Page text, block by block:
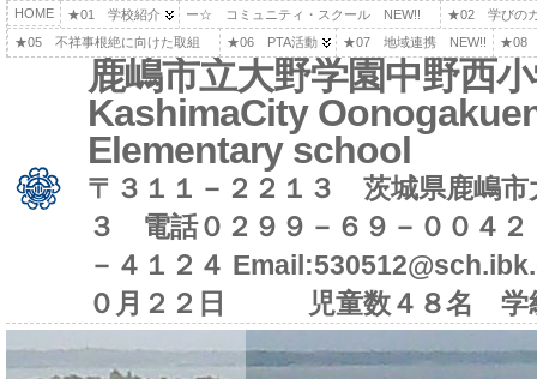
HOME ★01 学校紹介 ー☆ コミュニティ・スクール NEW!!
★02 学びの
★05 不祥事根絶に向けた取組
★06 PTA活動 ★07 地域連携 NEW!! ★08
鹿嶋市立大野学園中野西
KashimaCity
Elementary school
〒３１１－２２１３ 茨城県鹿嶋市
３ 電話０２９９－６９－００４
－４１２４
０月２２日 児童数４８名 学級